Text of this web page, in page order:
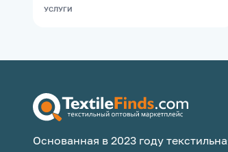
УСЛУГИ
Основанная в 2023 году